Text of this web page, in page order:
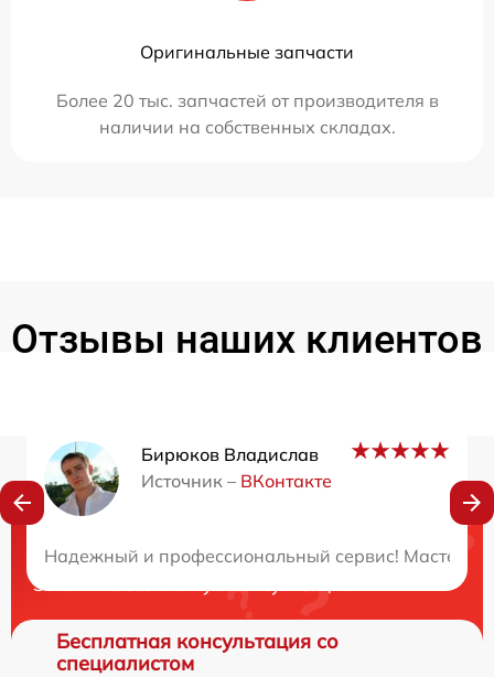
Оригинальные запчасти
Более 20 тыс. запчастей от производителя в
наличии на собственных складах.
Отзывы наших клиентов
Бирюков Владислав
Источник – ВКонтакте
Надежный и профессиональный сервис! Мастер из
Нужна консультация?
Закажите бесплатную консультацию
Бесплатная консультация со
специалистом